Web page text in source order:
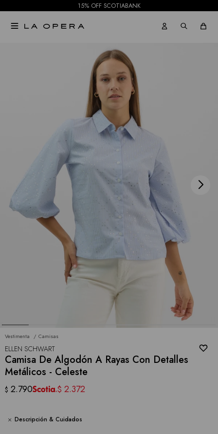
15% OFF SCOTIABANK

Vestimenta Camisas
ELLEN SCHWART
Camisa De Algodón A Rayas Con Detalles
Metálicos - Celeste
$ 2.790 $ 2.372
Descripción & Cuidados
NOTIFICARME